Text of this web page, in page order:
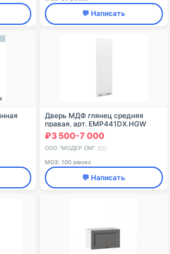
💬 Написать
Дверь МДФ глянец средняя
правая, арт. EMP441DX.HGW
₽3 500-7 000
ООО "МОДЕР ОМ" 🇷🇺
МОЗ: 100 pieces
💬 Написать